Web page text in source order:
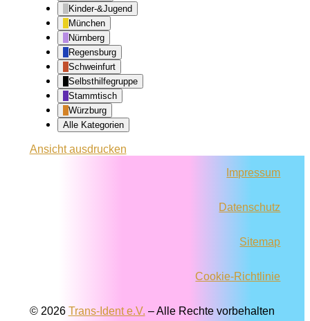
Kinder-&Jugend
München
Nürnberg
Regensburg
Schweinfurt
Selbsthilfegruppe
Stammtisch
Würzburg
Alle Kategorien
Ansichtausdrucken
Impressum
Datenschutz
Sitemap
Cookie-Richtlinie
© 2026 Trans-Ident e.V. – Alle Rechte vorbehalten